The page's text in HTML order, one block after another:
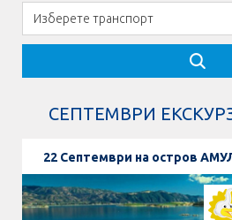
СЕПТЕМВРИ
22 Септември на остров